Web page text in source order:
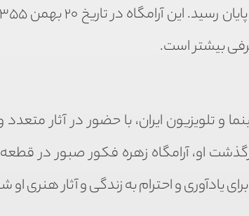
بیشتر است.
و تلویزیون ایران، با حضور در آثار متعدد
او، آرامگاه زهره فکور صبور در
یادآوری و احترام به زندگی و آثار هنری